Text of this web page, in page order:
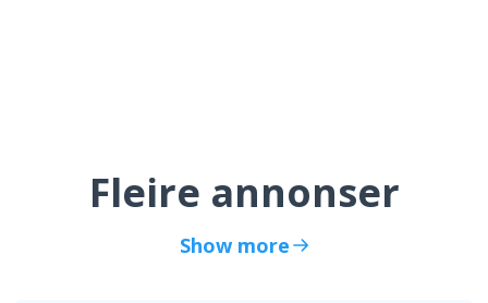
Fleire annonser
Show more